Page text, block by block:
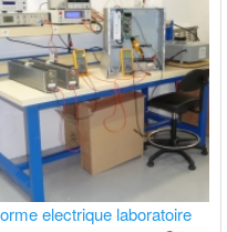
electrique laboratoire